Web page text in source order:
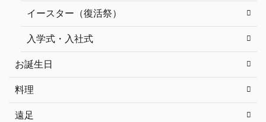
イースター（復活祭）
入学式・入社式
お誕生日
料理
遠足